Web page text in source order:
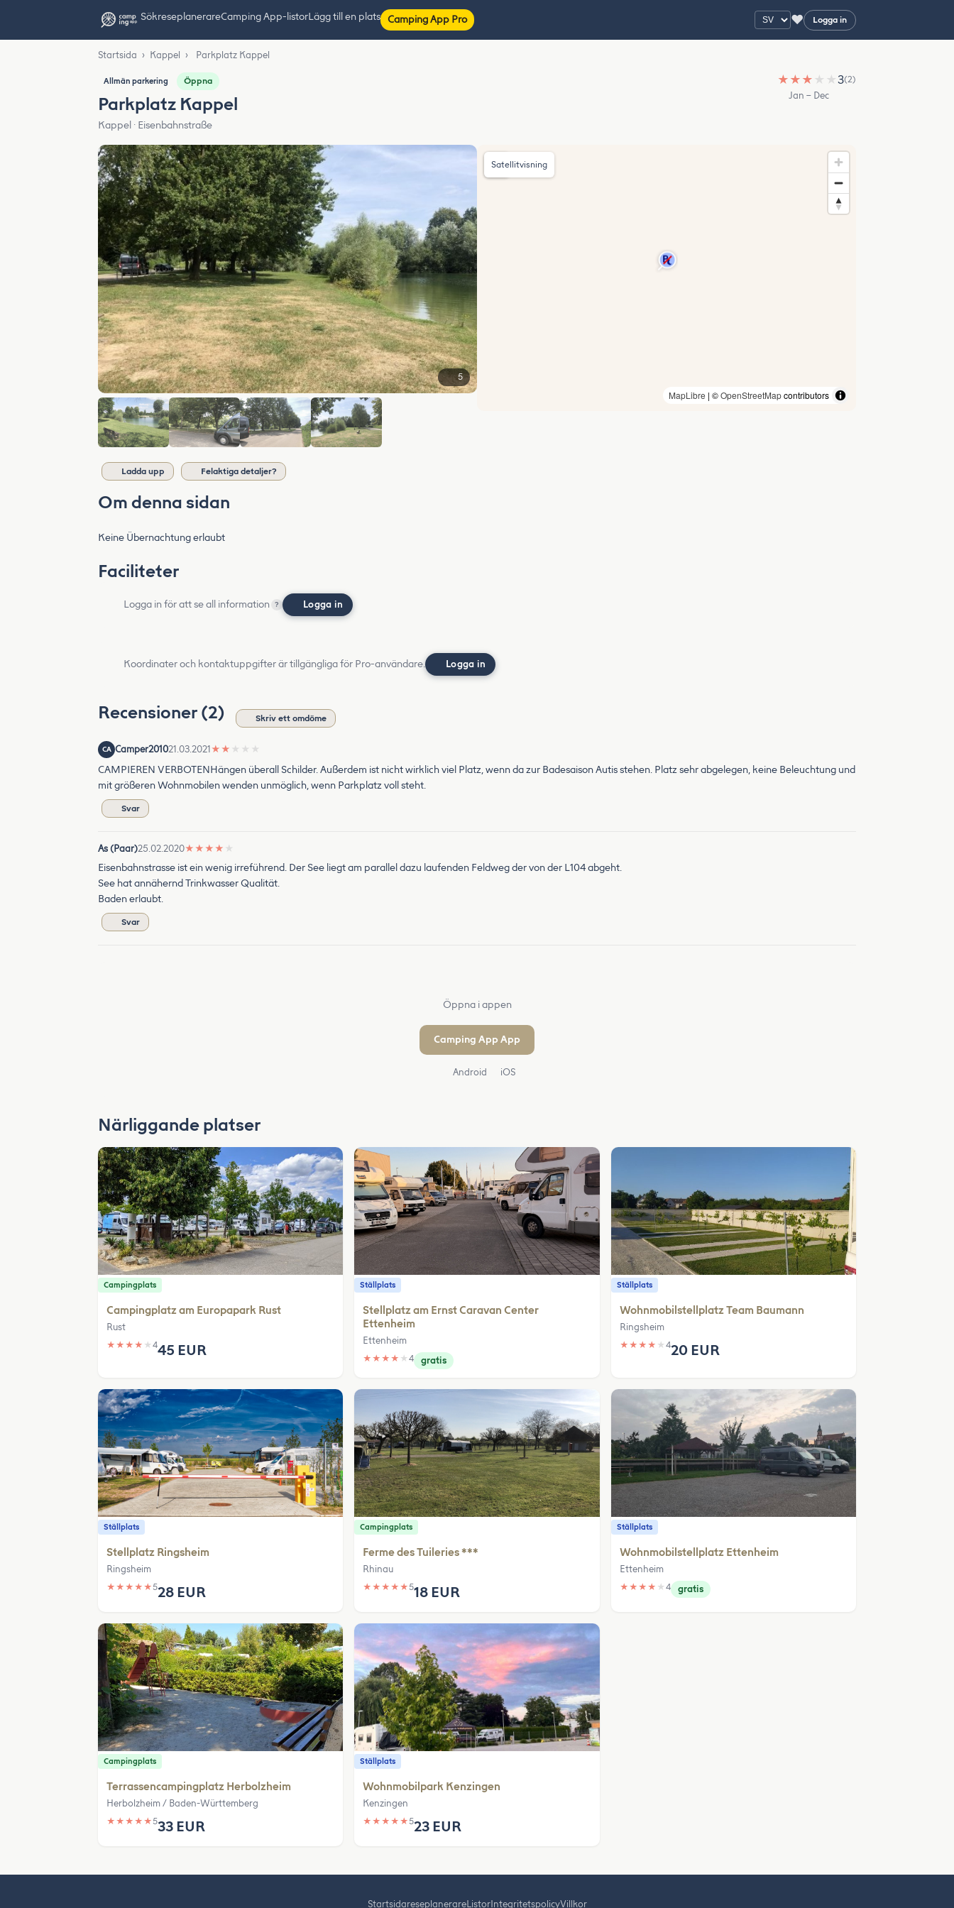
SökreseplanerareCamping App-listorLägg till en plats Camping App Pro ♥ Logga in
Startsida › Kappel › Parkplatz Kappel
Allmän parkering Öppna
Parkplatz Kappel
Kappel · Eisenbahnstraße
★ ★ ★ ★ ★3(2)
Jan – Dec
5
MapLibre | ©OpenStreetMapcontributors
Satellitvisning
Ladda upp Felaktiga detaljer?
Om denna sidan
Keine Übernachtung erlaubt
Faciliteter
Logga in för att se all information ? Logga in
Koordinater och kontaktuppgifter är tillgängliga för Pro-användare. Logga in
Recensioner (2) Skriv ett omdöme
CA Camper201021.03.2021 ★ ★ ★ ★ ★
CAMPIEREN VERBOTENHängen überall Schilder. Außerdem ist nicht wirklich viel Platz, wenn da zur Badesaison Autis stehen. Platz sehr abgelegen, keine Beleuchtung und
mit größeren Wohnmobilen wenden unmöglich, wenn Parkplatz voll steht.
Svar
As (Paar)25.02.2020★ ★ ★ ★ ★
Eisenbahnstrasse ist ein wenig irreführend. Der See liegt am parallel dazu laufenden Feldweg der von der L104 abgeht.
See hat annähernd Trinkwasser Qualität.
Baden erlaubt.
Svar
Öppna i appen
Camping App App
Android iOS
Närliggande platser
Campingplats
Campingplatz am Europapark Rust
Rust
★ ★ ★ ★ ★ 445 EUR
Ställplats
Stellplatz am Ernst Caravan Center
Ettenheim
Ettenheim
★ ★ ★ ★ ★4 gratis
Ställplats
Wohnmobilstellplatz Team Baumann
Ringsheim
★ ★ ★ ★ ★ 420 EUR
Ställplats
Stellplatz Ringsheim
Ringsheim
★ ★ ★ ★ ★528 EUR
Campingplats
Ferme des Tuileries ***
Rhinau
★ ★ ★ ★ ★518 EUR
Ställplats
Wohnmobilstellplatz Ettenheim
Ettenheim
★ ★ ★ ★ ★ 4 gratis
Campingplats
Terrassencampingplatz Herbolzheim
Herbolzheim / Baden-Württemberg
★ ★ ★ ★ ★533 EUR
Ställplats
Wohnmobilpark Kenzingen
Kenzingen
★ ★ ★ ★ ★523 EUR
StartsidareseplanerareListorIntegritetspolicyVillkor